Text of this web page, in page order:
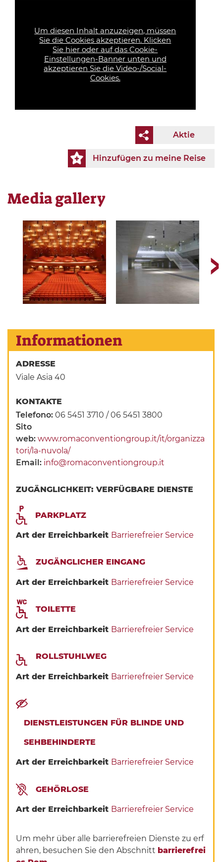
Um diesen Inhalt anzuzeigen, müssen
Sie die Cookies akzeptieren. Klicken
Sie hier oder auf das Cookie-
Einstellungen-Banner unten und
akzeptieren Sie die Video-/Social-
Cookies.
Aktie
Hinzufügen zu meine Reise
Media gallery
Informationen
ADRESSE
Viale Asia 40
KONTAKTE
Telefono:06 5451 3710 / 06 5451 3800
Sito
web:www.romaconventiongroup.it/it/organizza
tori/la-nuvola/
Email: info@romaconventiongroup.it
ZUGÄNGLICHKEIT: VERFÜGBARE DIENSTE
PARKPLATZ
Art der Erreichbarkeit Barrierefreier Service
ZUGÄNGLICHER EINGANG
Art der Erreichbarkeit Barrierefreier Service
TOILETTE
Art der Erreichbarkeit Barrierefreier Service
ROLLSTUHLWEG
Art der Erreichbarkeit Barrierefreier Service
DIENSTLEISTUNGEN FÜR BLINDE UND
SEHBEHINDERTE
Art der Erreichbarkeit Barrierefreier Service
GEHÖRLOSE
Art der Erreichbarkeit Barrierefreier Service
Um mehr über alle barrierefreien Dienste zu erf
ahren, besuchen Sie den Abschnitt barrierefrei